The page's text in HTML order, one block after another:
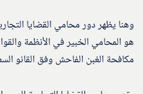
وهنا يظهر دور محامي القضايا
هو المحامي الخبير في الأنظمة
مكافحة الغبن الفاحش وفق القانو